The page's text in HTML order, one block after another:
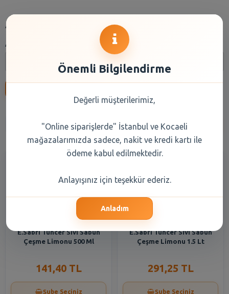
Arama
Arama:
Kuru Gıda Reyon Seçiniz Marka Seçiniz
E.Sabri Tuncer Sıvı Sabun
Çeşme Limonu 500 Ml
141,40 TL
Şube Seçiniz
E.Sabri Tuncer Sıvı Sabun
Çeşme Limonu 1.5 Lt
291,25 TL
Şube Seçiniz
Önemli Bilgilendirme
Değerli müşterilerimiz,
"Online siparişlerde" İstanbul ve Kocaeli
mağazalarımızda sadece, nakit ve kredi kartı ile
ödeme kabul edilmektedir.
Anlayışınız için teşekkür ederiz.
Anladım